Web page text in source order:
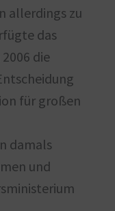
allerdings zu
das
die
für großen
damals
und